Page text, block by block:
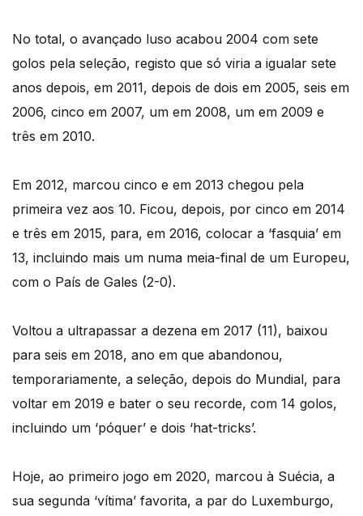
No total, o avançado luso acabou 2004 com sete
golos pela seleção, registo que só viria a igualar sete
anos depois, em 2011, depois de dois em 2005, seis em
2006, cinco em 2007, um em 2008, um em 2009 e
três em 2010.
Em 2012, marcou cinco e em 2013 chegou pela
primeira vez aos 10. Ficou, depois, por cinco em 2014
e três em 2015, para, em 2016, colocar a ‘fasquia’ em
13, incluindo mais um numa meia-final de um Europeu,
com o País de Gales (2-0).
Voltou a ultrapassar a dezena em 2017 (11), baixou
para seis em 2018, ano em que abandonou,
temporariamente, a seleção, depois do Mundial, para
voltar em 2019 e bater o seu recorde, com 14 golos,
incluindo um ‘póquer’ e dois ‘hat-tricks’.
Hoje, ao primeiro jogo em 2020, marcou à Suécia, a
sua segunda ‘vítima’ favorita, a par do Luxemburgo,